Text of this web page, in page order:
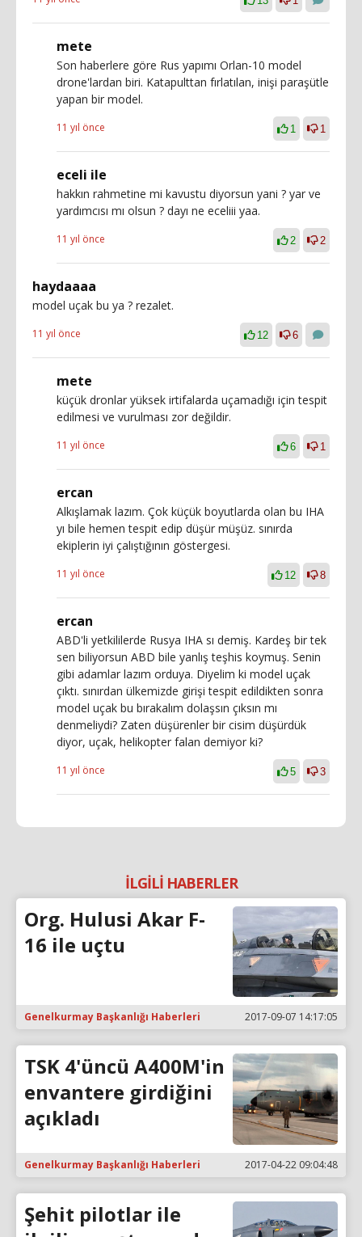
mete
Son haberlere göre Rus yapımı Orlan-10 model
drone'lardan biri. Katapulttan fırlatılan, inişi paraşütle
yapan bir model.
11 yıl önce 1 1
eceli ile
hakkın rahmetine mi kavustu diyorsun yani ? yar ve
yardımcısı mı olsun ? dayı ne eceliii yaa.
11 yıl önce 2 2
haydaaaa
model uçak bu ya ? rezalet.
11 yıl önce 12 6
mete
küçük dronlar yüksek irtifalarda uçamadığı için tespit
edilmesi ve vurulması zor değildir.
11 yıl önce 6 1
ercan
Alkışlamak lazım. Çok küçük boyutlarda olan bu IHA
yı bile hemen tespit edip düşür müşüz. sınırda
ekiplerin iyi çalıştığının göstergesi.
11 yıl önce 12 8
ercan
ABD'li yetkililerde Rusya IHA sı demiş. Kardeş bir tek
sen biliyorsun ABD bile yanlış teşhis koymuş. Senin
gibi adamlar lazım orduya. Diyelim ki model uçak
çıktı. sınırdan ülkemizde girişi tespit edildikten sonra
model uçak bu bırakalım dolaşsın çıksın mı
denmeliydi? Zaten düşürenler bir cisim düşürdük
diyor, uçak, helikopter falan demiyor ki?
11 yıl önce 5 3
İLGİLİ HABERLER
Org. Hulusi Akar F-
16 ile uçtu
Genelkurmay Başkanlığı Haberleri 2017-09-07 14:17:05
TSK 4'üncü A400M'in
envantere girdiğini
açıkladı
Genelkurmay Başkanlığı Haberleri 2017-04-22 09:04:48
Şehit pilotlar ile